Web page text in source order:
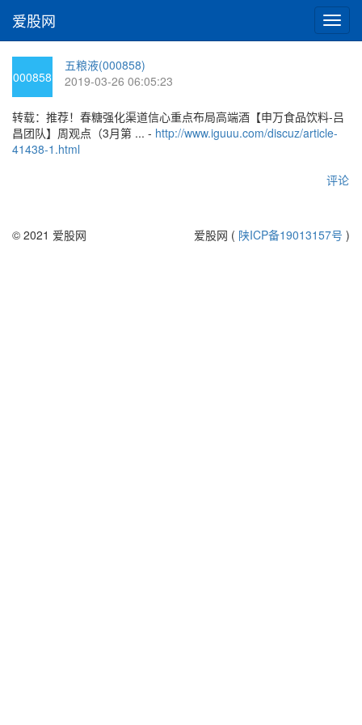
切
换
爱股网
000858
五粮液(000858)
2019-03-26 06:05:23
转载：推荐！春糖强化渠道信心重点布局高端酒【申万食品饮料-吕
昌团队】周观点（3月第 ... - http://www.iguuu.com/discuz/article-
41438-1.html
评论
© 2021 爱股网 爱股网 ( 陕ICP备19013157号 )